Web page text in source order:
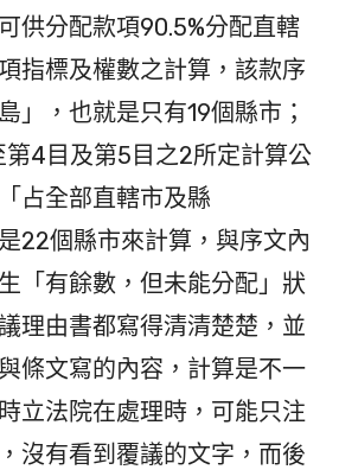
供分配款項90.5%分配直轄
指標及權數之計算，該款序
」，也就是只有19個縣市；
第4目及第5目之2所定計算公
占全部直轄市及縣
22個縣市來計算，與序文內
「有餘數，但未能分配」狀
理由書都寫得清清楚楚，並
條文寫的內容，計算是不一
立法院在處理時，可能只注
沒有看到覆議的文字，而後